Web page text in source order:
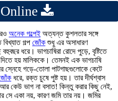
অনেক গল্পেই অত্যন্ত কুশলতার সঙ্গে
গল্প জোঁকশুধু এর অসাধারণ
ধরে। ভাগচাষিরা রোদে পুড়ে, বৃষ্টিতে
হয় মালিককে। তেমনই এক ভাগচাষি
স্নেহে গড়ে-তোলা পাটগাছগুলোকে কেটে
ধরে, রক্ত চুষে পুষ্ট হয়। তার দীর্ঘশ্বাস
কেউ ভাগ না বসাত! কিন্তু করার কিছু নেই,
সে একা নয়, কারণ জমি তার নয়। জমির